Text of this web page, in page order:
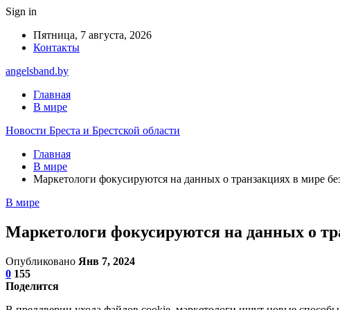
Sign in
Пятница, 7 августа, 2026
Контакты
angelsband.by
Главная
В мире
Новости Бреста и Брестской области
Главная
В мире
Маркетологи фокусируются на данных о транзакциях в мире
В мире
Маркетологи фокусируются на данных о
Опубликовано Янв 7, 2024
0 155
Поделится